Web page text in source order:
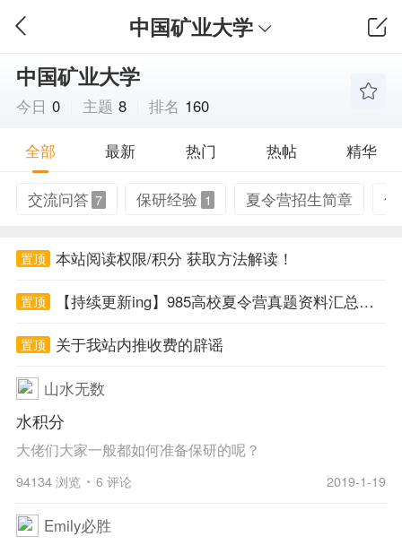
中国矿业大学
中国矿业大学
今日 0 主题 8 排名 160
全部 最新 热门 热帖 精华
交流问答 7 保研经验 1 夏令营招生简章
置顶 本站阅读权限/积分 获取方法解读！
置顶 【持续更新ing】985高校夏令营真题资料汇总帖！
置顶 关于我站内推收费的辟谣
山水无数
水积分
大佬们大家一般都如何准备保研的呢？
94134 浏览 6 评论 2019-1-19
Emily必胜